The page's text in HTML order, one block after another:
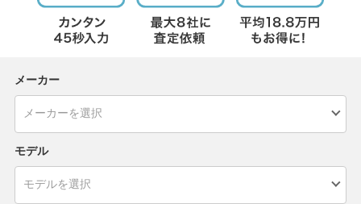
メーカー
モデル